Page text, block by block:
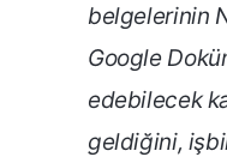
belgelerinin
Google
edebilecek
geldiğini,